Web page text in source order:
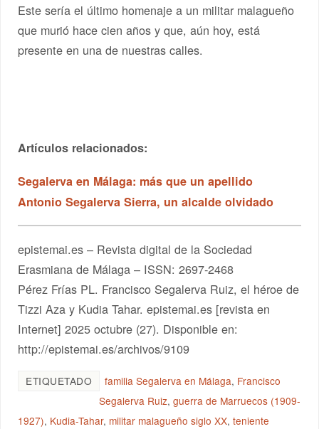
Este sería el último homenaje a un militar malagueño
que murió hace cien años y que, aún hoy, está
presente en una de nuestras calles.
Artículos relacionados:
Segalerva en Málaga: más que un apellido
Antonio Segalerva Sierra, un alcalde olvidado
epistemai.es – Revista digital de la Sociedad
Erasmiana de Málaga – ISSN: 2697-2468
Pérez Frías PL. Francisco Segalerva Ruiz, el héroe de
Tizzi Aza y Kudia Tahar. epistemai.es [revista en
Internet] 2025 octubre (27). Disponible en:
http://epistemai.es/archivos/9109
ETIQUETADO familia Segalerva en Málaga, Francisco
Segalerva Ruiz,guerra de Marruecos (1909-
1927), Kudia-Tahar, militar malagueño siglo XX,teniente